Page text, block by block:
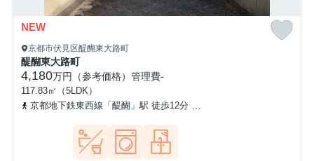
NEW
京都市伏見区醍醐東大路町
醍醐東大路町
4,180万円（参考価格） 管理費-
117.83㎡（5LDK）
京都地下鉄東西線「醍醐」駅 徒歩12分